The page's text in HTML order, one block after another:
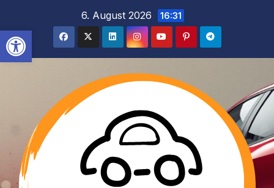
Werkzeugleiste öffnen
springen
6. August 2026 16:31